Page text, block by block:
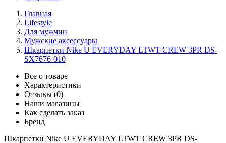
Главная
Lifestyle
Для мужчин
Мужские аксессуары
Шкарпетки Nike U EVERYDAY LTWT CREW 3PR DS-
SX7676-010
Все о товаре
Характеристики
Отзывы (0)
Наши магазины
Как сделать заказ
Бренд
Шкарпетки Nike U EVERYDAY LTWT CREW 3PR DS-